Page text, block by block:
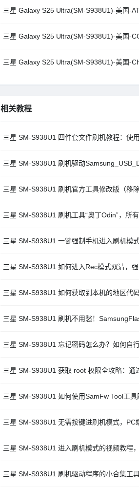
三星 Galaxy S25 Ultra(SM-S938U1)-美国-
三星 Galaxy S25 Ultra(SM-S938U1)-美国-
三星 Galaxy S25 Ultra(SM-S938U1)-美国-
相关教程
三星 SM-S938U1 四件套文件刷机教程：使
三星 SM-S938U1 刷机驱动
三星 SM-S938U1 刷机官方工具修改版（移
三星 SM-S938U1 刷机工具“奥丁Odin”，所
三星 SM-S938U1 一键强制手机进入刷机模
三星 SM-S938U1 如何进入Rec模式双清，
三星 SM-S938U1 如何获取到本机的地区代
三星 SM-S938U1 刷机不用愁！
三星 SM-S938U1 忘记密码怎么办？如何自
三星 SM-S938U1 获取 root 权限全攻略：
三星 SM-S938U1 如何使用SamFw Tool工
三星 SM-S938U1 无需按键进刷机模式，PC
三星 SM-S938U1 进入刷机模式的视频教程
三星 SM-S938U1 刷机驱动程序的小合集工